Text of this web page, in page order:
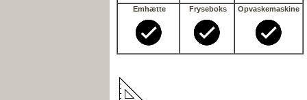
Emhætte Fryseboks Opvaskemaskine